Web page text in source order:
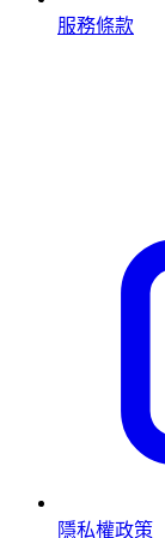
服務條款
隱私權政策